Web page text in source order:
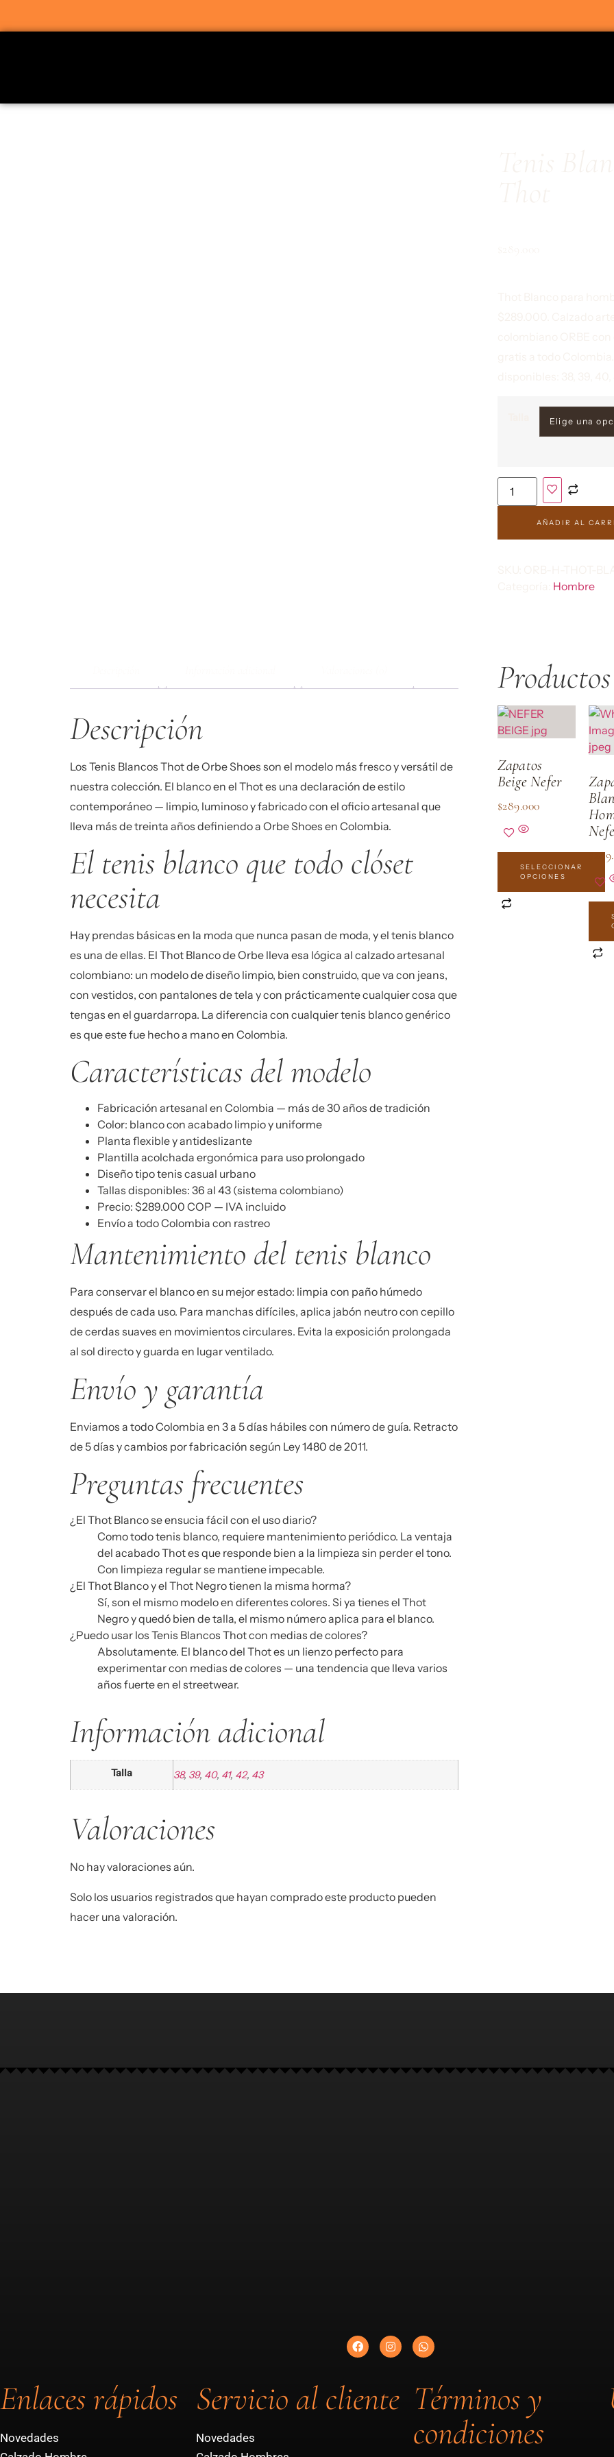
AÑADIR AL
Hombre
Descripción
Los Tenis Blancos Thotde Orbe Shoes son el modelo más fresco y versátil de
nuestra colección. El blanco en el Thot es una declaración de estilo
contemporáneo — limpio, luminoso y fabricado con el oficio artesanal que
lleva más de treinta años definiendo a Orbe Shoes en Colombia.
El tenis blanco que todo clóset
necesita
Hay prendas básicas en la moda que nunca pasan de moda, y el tenis blanco
es una de ellas. El Thot Blanco de Orbe lleva esa lógica al calzado artesanal
colombiano: un modelo de diseño limpio, bien construido, que va con jeans,
con vestidos, con pantalones de tela y con prácticamente cualquier cosa que
tengas en el guardarropa. La diferencia con cualquier tenis blanco genérico
es que este fue hecho a mano en Colombia.
Características del modelo
Fabricación artesanal en Colombia — más de 30 años de tradición
Color: blanco con acabado limpio y uniforme
Planta flexible y antideslizante
Plantilla acolchada ergonómica para uso prolongado
Diseño tipo tenis casual urbano
Tallas disponibles: 36 al 43 (sistema colombiano)
Precio: $289.000 COP — IVA incluido
Envío a todo Colombia con rastreo
Mantenimiento del tenis blanco
Para conservar el blanco en su mejor estado: limpia con paño húmedo
después de cada uso. Para manchas difíciles, aplica jabón neutro con cepillo
de cerdas suaves en movimientos circulares. Evita la exposición prolongada
al sol directo y guarda en lugar ventilado.
Envío y garantía
Enviamos a todo Colombia en 3 a 5 días hábiles con número de guía. Retracto
de 5 días y cambios por fabricación según Ley 1480 de 2011.
Preguntas frecuentes
¿El Thot Blanco se ensucia fácil con el uso diario?
Como todo tenis blanco, requiere mantenimiento periódico. La ventaja
del acabado Thot es que responde bien a la limpieza sin perder el tono.
Con limpieza regular se mantiene impecable.
¿El Thot Blanco y el Thot Negro tienen la misma horma?
Sí, son el mismo modelo en diferentes colores. Si ya tienes el Thot
Negro y quedó bien de talla, el mismo número aplica para el blanco.
¿Puedo usar los Tenis Blancos Thot con medias de colores?
Absolutamente. El blanco del Thot es un lienzo perfecto para
experimentar con medias de colores — una tendencia que lleva varios
años fuerte en el streetwear.
Información adicional
Talla 38, 39, 40, 41, 42, 43
Valoraciones
No hay valoraciones aún.
Solo los usuarios registrados que hayan comprado este producto pueden
hacer una valoración.
Zapatos
Beige Nefer
$289.000
SELECCIONAR
OPCIONES
$
Enlaces rápidos
Novedades
Servicio al cliente
Novedades
Términos y
condiciones